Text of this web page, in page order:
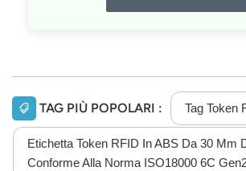
TAG PIÙ POPOLARI : Tag Token
Etichetta Token RFID In ABS Da 30 Mm
Conforme Alla Norma ISO18000 6C